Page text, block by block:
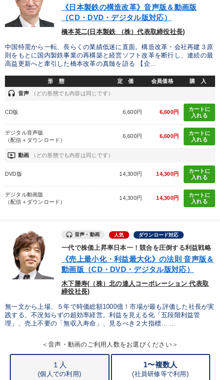
新技術 交渉 銀行交渉 仕組み
ビジネスモデル リーダーシップ 繁盛
政治家 プロ経営者 営業 企業成長 ベンチャー
スポーツ関連 中村天風 ブランディング
※「更新」を押すと「タグ・キーワード」を更新いただけます。
《日本製鉄の構造改革》音声版＆動画版
（CD・DVD・デジタル版対応）
橋本英二(日本製鉄 （株）代表取締役社長)
中国特需から一転、長らくの業績低迷に直面。構造改革・会社再建３原
則をもとに国内製鉄事業の再構築と経営ソフト改革を断行し、連続の最
高益更新へと牽引した橋本改革の真髄を語る 【企...
形 態 定 価 会員価格 購 入
headset 音声 （どの形態でも内容は同じです）
CD版 6,600円 6,600円
カートに
入れる
デジタル音声版
（配信＋ダウンロード）
6,600円 6,600円
カートに
入れる
ondemand_video 動画 （どの形態でも内容は同じです）
DVD版 14,300円 14,300円
カートに
入れる
デジタル動画版
（配信＋ダウンロード）
14,300円 14,300円
カートに
入れる
音声・動画 人気 ダウンロード対応
一代で株価上昇率日本一！競合を圧倒する利益戦略
《売上最小化・利益最大化》の法則 音声版＆
動画版（CD・DVD・デジタル版対応）
木下勝寿(（株）北の達人コーポレーション 代表取
締役社長)
無一文から上場、５年で時価総額1000億！市場が最も評価した社長が実
践する、不況知らずの超効率経営。利益を見える化「五段階利益管
理」、売上不要の「無収入寿命」、見るべき２大指標… ...
＜音声・動画のご利用人数をお選びください＞
１人
(個人での利用)
1〜複数人
(社員研修等で利用)